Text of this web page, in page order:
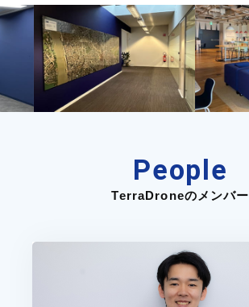
People
TerraDroneのメンバー